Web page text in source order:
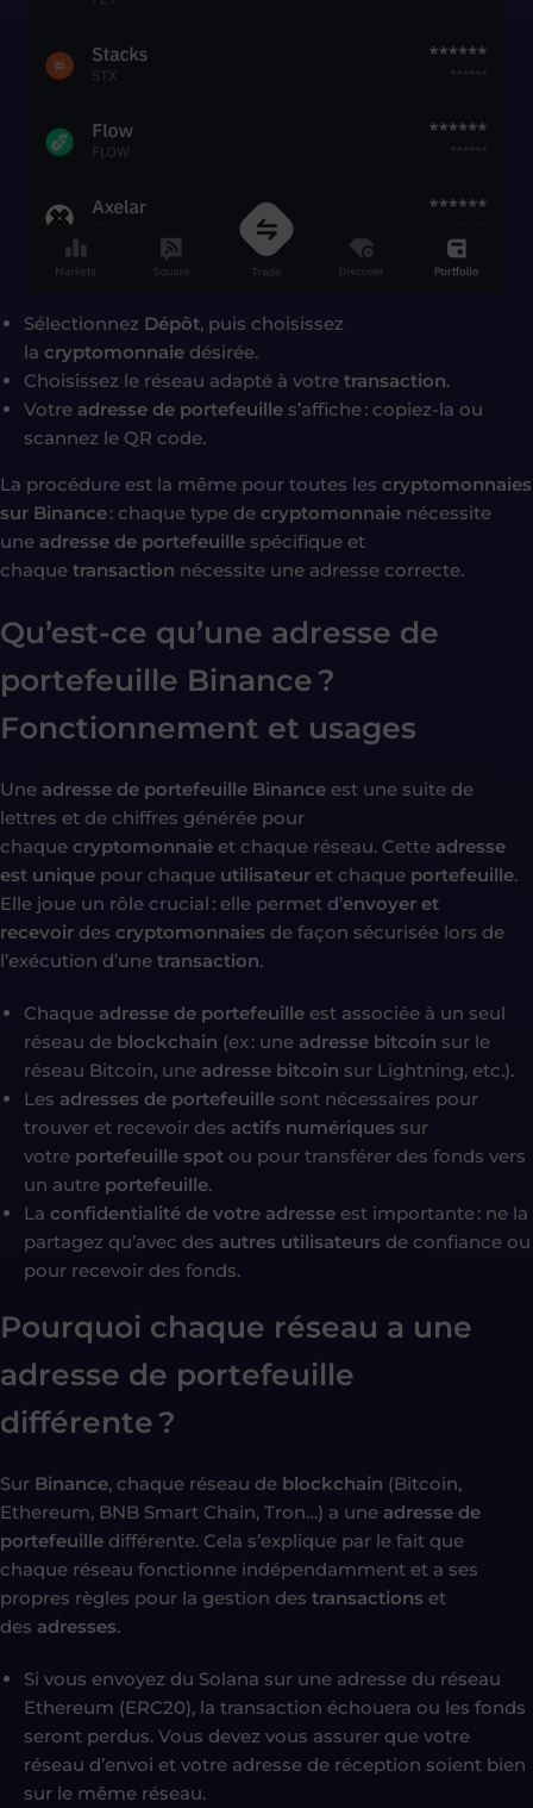
Sélectionnez Dépôt, puis choisissez
la cryptomonnaie désirée.
Choisissez le réseau adapté à votre transaction.
Votre adresse de portefeuille s’affiche : copiez-la ou
scannez le QR code.
La procédure est la même pour toutes les cryptomonnaies
sur Binance: chaque type de cryptomonnaie nécessite
une adresse de portefeuille spécifique et
chaque transaction nécessite une adresse correcte.
Qu’est-ce qu’une adresse de
portefeuille Binance ?
Fonctionnement et usages
Une adresse de portefeuille Binance est une suite de
lettres et de chiffres générée pour
chaque cryptomonnaie et chaque réseau. Cette adresse
est unique pour chaque utilisateur et chaque portefeuille.
Elle joue un rôle crucial : elle permet d’envoyer et
recevoir des cryptomonnaies de façon sécurisée lors de
l’exécution d’une transaction.
Chaque adresse de portefeuille est associée à un seul
réseau de blockchain (ex : une adresse bitcoin sur le
réseau Bitcoin, une adresse bitcoin sur Lightning, etc.).
Les adresses de portefeuille sont nécessaires pour
trouver et recevoir des actifs numériques sur
votre portefeuille spot ou pour transférer des fonds vers
un autre portefeuille.
La confidentialité de votre adresse est importante : ne la
partagez qu’avec des autres utilisateurs de confiance ou
pour recevoir des fonds.
Pourquoi chaque réseau a une
adresse de portefeuille
différente ?
Sur Binance, chaque réseau de blockchain (Bitcoin,
Ethereum, BNB Smart Chain, Tron…) a une adresse de
portefeuille différente. Cela s’explique par le fait que
chaque réseau fonctionne indépendamment et a ses
propres règles pour la gestion des transactions et
des adresses.
Si vous envoyez du Solana sur une adresse du réseau
Ethereum (ERC20), la transaction échouera ou les fonds
seront perdus. Vous devez vous assurer que votre
réseau d’envoi et votre adresse de réception soient bien
sur le même réseau.